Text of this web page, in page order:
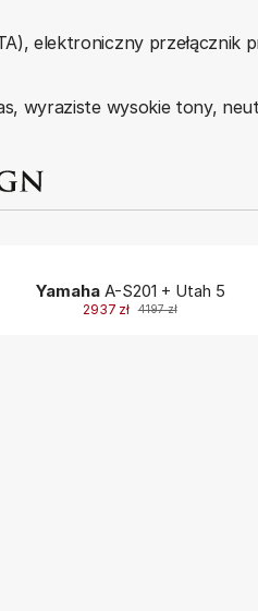
elektroniczny
wyraziste wysokie tony,
YamahaA-S201 + Utah 5
2937 zł 4197 zł